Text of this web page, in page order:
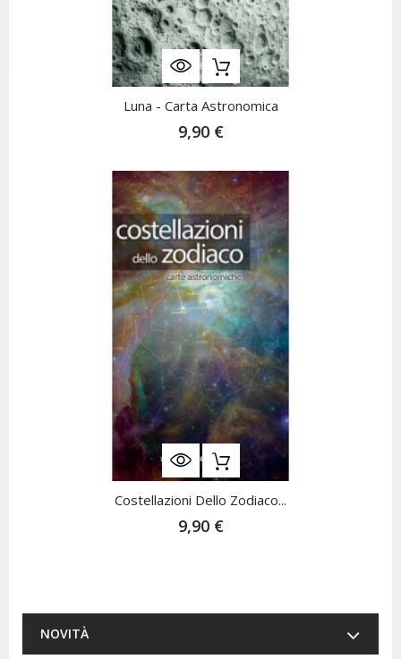
Luna - Carta Astronomica
9,90 €
Costellazioni Dello Zodiaco...
9,90 €
NOVITÀ